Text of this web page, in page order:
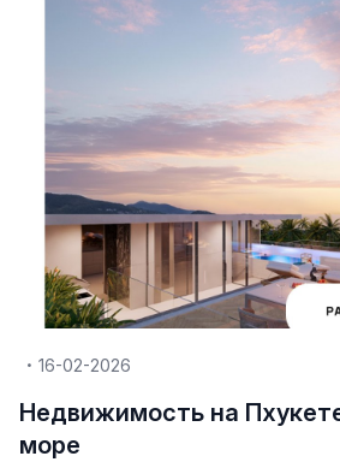
16-02-2026
Недвижимость на
море